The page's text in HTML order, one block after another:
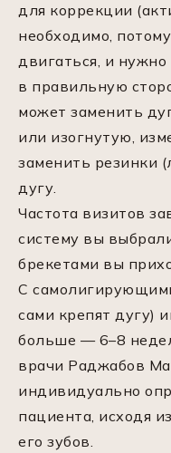
для коррекции
необходимо,
двигаться, и
в правильную
может заменить
или изогнутую,
заменить резинки
дугу.
Частота визитов
систему вы
брекетами вы
С
сами крепят дугу)
больше — 6–8
врачи Раджабов
индивидуально
пациента, исходя
его зубов.